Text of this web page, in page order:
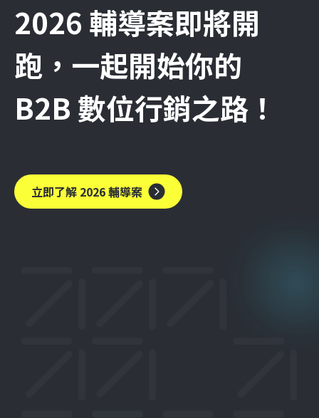
2026 輔導案即將開
跑，一起開始你的
B2B 數位行銷之路！
立即了解 2026 輔導案